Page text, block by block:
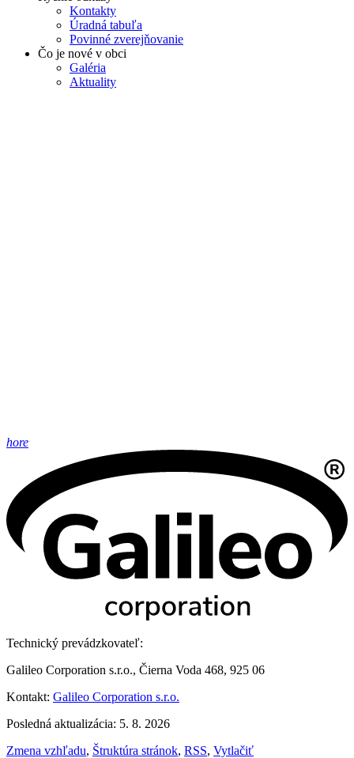
Kontakty
Úradná tabuľa
Povinné zverejňovanie
Čo je nové v obci
Galéria
Aktuality
hore
Technický prevádzkovateľ:
Galileo Corporation s.r.o., Čierna Voda 468, 925 06
Kontakt: Galileo Corporation s.r.o.
Posledná aktualizácia: 5. 8. 2026
Zmena vzhľadu, Štruktúra stránok, RSS, Vytlačiť